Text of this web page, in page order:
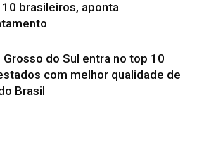
10 brasileiros, aponta
Grosso do Sul entra no top 10
com melhor qualidade de
Brasil